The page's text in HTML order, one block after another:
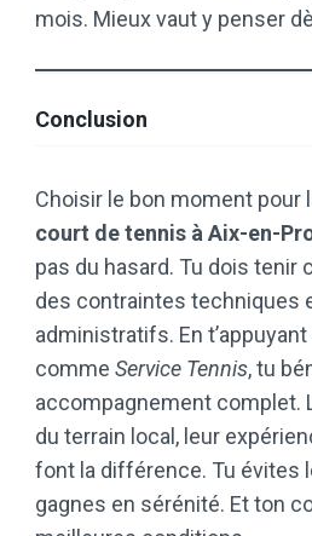
mois. Mieux vaut y penser
Conclusion
Choisir le bon moment pour
court de tennis à Aix-en-
pas du hasard. Tu dois tenir
des contraintes techniques
administratifs. En
comme Service Tennis, tu
accompagnement complet.
du terrain local, leur
font la différence. Tu évites
gagnes en sérénité. Et ton